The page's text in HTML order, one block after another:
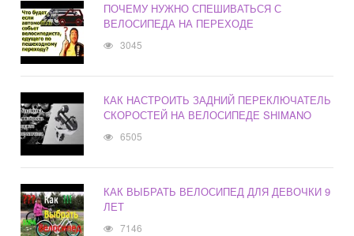
ПОЧЕМУ НУЖНО СПЕШИВАТЬСЯ С
ВЕЛОСИПЕДА НА ПЕРЕХОДЕ
3045
КАК НАСТРОИТЬ ЗАДНИЙ ПЕРЕКЛЮЧАТЕЛЬ
СКОРОСТЕЙ НА ВЕЛОСИПЕДЕ SHIMANO
6505
КАК ВЫБРАТЬ ВЕЛОСИПЕД ДЛЯ ДЕВОЧКИ 9
ЛЕТ
7146